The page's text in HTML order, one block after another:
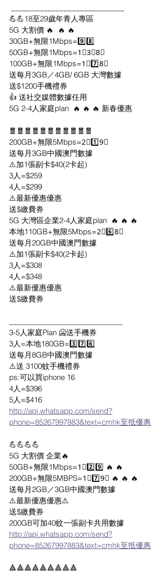
💪💪18至29歲年青人專區
5G 大割價 🔥  🔥 🔥
30GB+無限1Mbps=9️⃣8️⃣
50GB+無限1Mbps=1⃣3⃣8⃣
100GB+無限1Mbps=1⃣7️⃣8⃣
送每月3GB／4GB/ 6GB 大灣數據
送$1200手機禮券
👍 送社交媒體數據任用
5G 2-4人家庭plan  🔥 🔥 🔥 新春優惠
🧧🧧🧧🧧🧧🧧🧧🧧🧧🧧🧧
200GB+無限5Mbps=2⃣1️⃣9⃣
送每月3GB中國澳門數據
⚠️加1張副卡$40(2卡起)
3人=$259
4人=$299
⚠️最新優惠優惠
送$繳費券
5G 大灣區企業2-4人家庭plan  🔥 🔥 🔥
本地110GB+無限5Mbps=2⃣6️⃣8⃣
送每月20GB中國澳門數據
⚠️加1張副卡$40(2卡起)
3人=$308
4人=$348
⚠️最新優惠優惠
送$繳費券
3-5人家庭Plan 🥶送手機券
3人=本地180GB=3️⃣7️⃣6️⃣
送每月8GB中國澳門數據
⚠️送 3100蚊手機禮券
ps:可以買iphone 16
4人=$396
5人=$416
http://api.whatsapp.com/send?
phone=85267997883&text=cmhk至抵優惠
💪💪💪💪
5G 大割價 企業🔥
50GB+無限1Mbps=1⃣2️⃣9️⃣ 🔥 🔥
200GB+無限5MBPS=1⃣7️⃣9⃣ 🔥 🔥 🔥
送每月2GB／3GB中國澳門數據
⚠️最新優惠優惠⚠️
送$繳費券
200GB可加40蚊一張副卡共用數據
http://api.whatsapp.com/send?
phone=85267997883&text=cmhk至抵優惠
🔺️🔺️🔺️🔺️🔺️🔺️🔺️🔺️🔺️